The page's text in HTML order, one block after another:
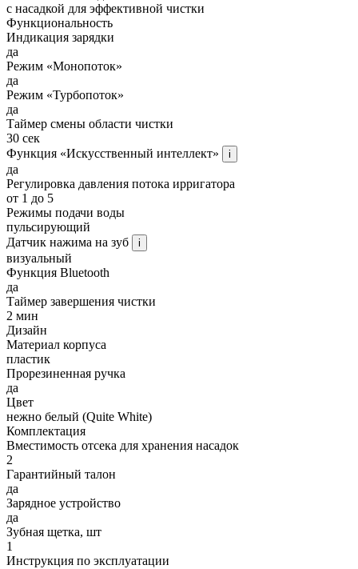
с насадкой для эффективной чистки
Функциональность
Индикация зарядки
да
Режим «Монопоток»
да
Режим «Турбопоток»
да
Таймер смены области чистки
30 сек
Функция «Искусственный интеллект»
i
да
Регулировка давления потока ирригатора
от 1 до 5
Режимы подачи воды
пульсирующий
Датчик нажима на зуб
i
визуальный
Функция Bluetooth
да
Таймер завершения чистки
2 мин
Дизайн
Материал корпуса
пластик
Прорезиненная ручка
да
Цвет
нежно белый (Quite White)
Комплектация
Вместимость отсека для хранения насадок
2
Гарантийный талон
да
Зарядное устройство
да
Зубная щетка, шт
1
Инструкция по эксплуатации